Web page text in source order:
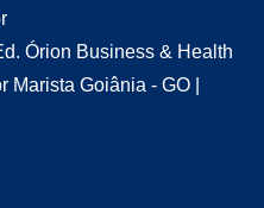
Órion Business & Health
Marista Goiânia - GO |